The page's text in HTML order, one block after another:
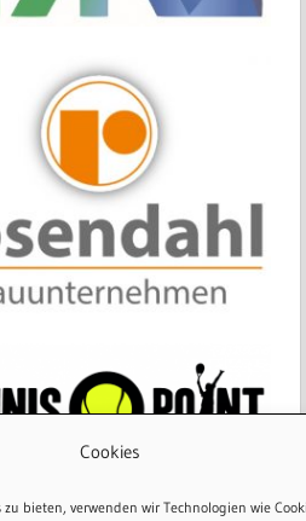
Cookies
bieten, verwenden wir Technologien wie